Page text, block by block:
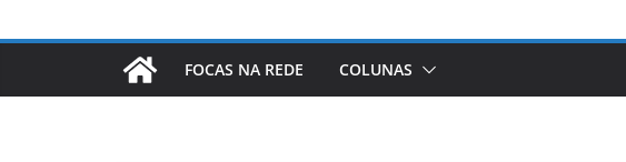
FOCAS NA REDE COLUNAS